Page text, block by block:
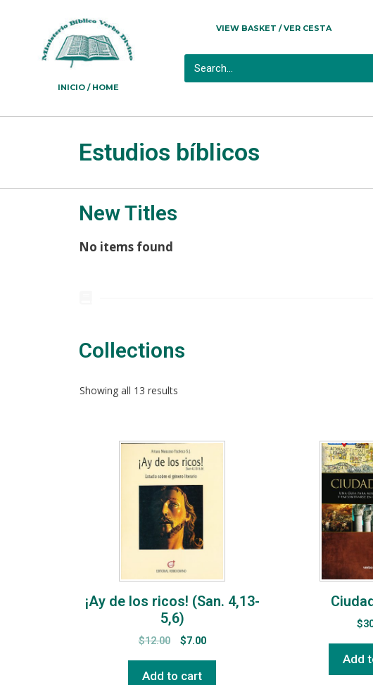
INICIO / HOME
VIEW BASKET / VER CESTA
Estudios bíblicos
New Titles
No items found
Collections​
Showing all 13 results
¡Ay de los ricos! (San. 4,13-
5,6)
$12.00 $7.00
Add to cart
$
Add